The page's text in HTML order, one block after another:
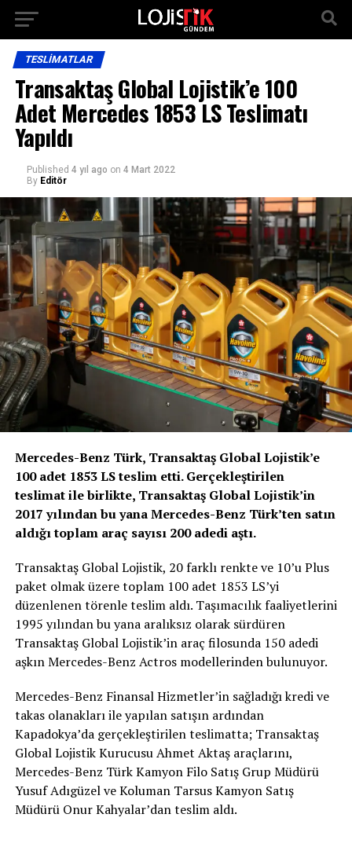
TESLIMATLAR
Transaktaş Global Lojistik’e 100
Adet Mercedes 1853 LS Teslimatı
Yapıldı
Published 4 yıl ago on 4 Mart 2022
By Editör
Mercedes-Benz Türk, Transaktaş Global Lojistik’e
100 adet 1853 LS teslim etti. Gerçekleştirilen
teslimat ile birlikte, Transaktaş Global Lojistik’in
2017 yılından bu yana Mercedes-Benz Türk’ten satın
aldığı toplam araç sayısı 200 adedi aştı.
Transaktaş Global Lojistik, 20 farklı renkte ve 10’u Plus
paket olmak üzere toplam 100 adet 1853 LS’yi
düzenlenen törenle teslim aldı. Taşımacılık faaliyetlerini
1995 yılından bu yana aralıksız olarak sürdüren
Transaktaş Global Lojistik’in araç filosunda 150 adedi
aşkın Mercedes-Benz Actros modellerinden bulunuyor.
Mercedes-Benz Finansal Hizmetler’in sağladığı kredi ve
takas olanakları ile yapılan satışın ardından
Kapadokya’da gerçekleştirilen teslimatta; Transaktaş
Global Lojistik Kurucusu Ahmet Aktaş araçlarını,
Mercedes-Benz Türk Kamyon Filo Satış Grup Müdürü
Yusuf Adıgüzel ve Koluman Tarsus Kamyon Satış
Müdürü Onur Kahyalar’dan teslim aldı.